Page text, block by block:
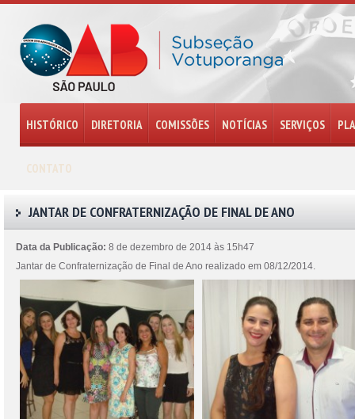
HISTÓRICO DIRETORIA COMISSÕES NOTÍCIAS SERVIÇOS
CONTATO
JANTAR DE CONFRATERNIZAÇÃO DE FINAL DE ANO
Data da Publicação: 8 de dezembro de 2014 às 15h47
Jantar de Confraternização de Final de Ano realizado em 08/12/2014.